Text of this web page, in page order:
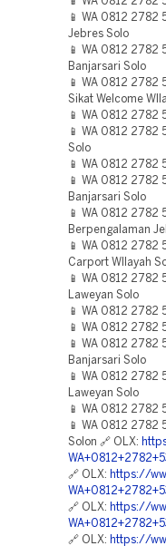
📱 WA 0812 2782
Jebres Solo
📱 WA 0812 2782
Banjarsari Solo
📱 WA 0812 2782
Sikat Welcome
📱 WA 0812 2782
📱 WA 0812 2782
Solo
📱 WA 0812 2782
📱 WA 0812 2782
Banjarsari Solo
📱 WA 0812 2782
Berpengalaman
📱 WA 0812 2782
Carport WIlayah
📱 WA 0812 2782
Laweyan Solo
📱 WA 0812 2782
📱 WA 0812 2782
📱 WA 0812 2782
Banjarsari Solo
📱 WA 0812 2782
Laweyan Solo
📱 WA 0812 2782
📱 WA 0812 2782
Solon 🔗 OLX:
🔗 OLX: https://
🔗 OLX: https://
🔗 OLX: https://